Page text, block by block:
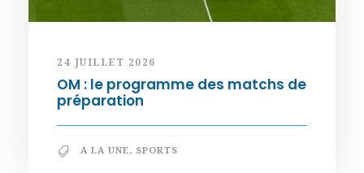
24 JUILLET 2026
OM : le programme des matchs de
préparation
A LA UNE, SPORTS